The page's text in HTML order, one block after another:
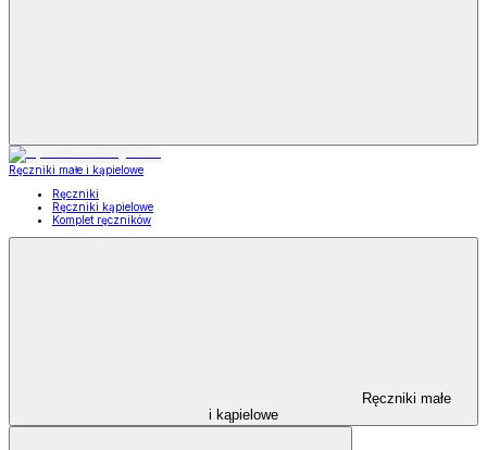
Ręczniki małe i kąpielowe
Ręczniki
Ręczniki kąpielowe
Komplet ręczników
Ręczniki małe
i kąpielowe